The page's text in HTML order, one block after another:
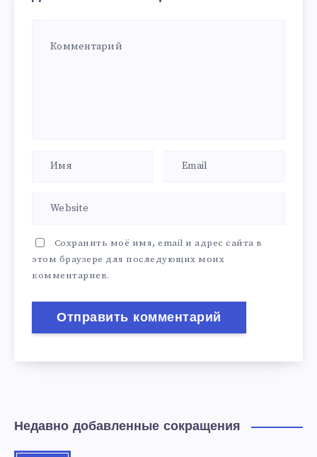
Сохранить моё имя, email и адрес сайта в
этом браузере для последующих моих
комментариев.
Недавно добавленные сокращения